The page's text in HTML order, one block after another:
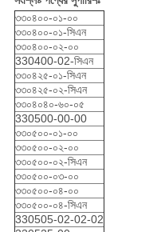
৩৩০৪০০-০১-০০
৩৩০৪০০-০১-সিএন
৩৩০৪০০-০২-০০
330400-02-সিএন
৩৩০৪২৫-০১-সিএন
৩৩০৪২৫-০২-সিএন
৩৩০৪০৪০-৬০-০৫
330500-00-00
৩৩০৫০০-০১-০০
৩৩০৫০০-০২-০০
৩৩০৫০০-০২-সিএন
৩৩০৫০০-০৩-০০
৩৩০৫০০-০৪-০০
৩৩০৫০০-০৪-সিএন
330505-02-02-02